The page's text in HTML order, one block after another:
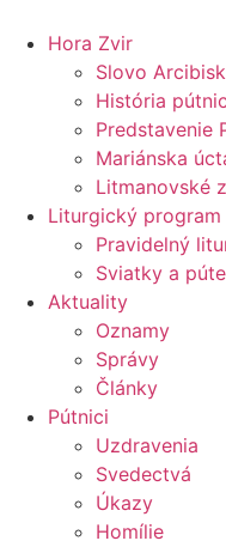
Hora Zvir
Slovo
História
Predstavenie
Mariánska
Litmanovské
Liturgický program
Pravidelný
Sviatky a púte
Aktuality
Oznamy
Správy
Články
Pútnici
Uzdravenia
Svedectvá
Úkazy
Homílie